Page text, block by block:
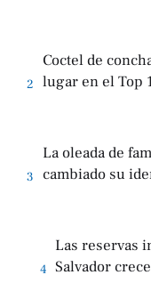
2
Coctel de
lugar en el Top
3
La oleada de
cambiado su
4
Las reservas
Salvador